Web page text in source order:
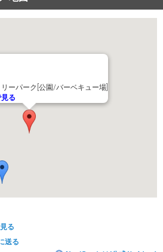
ーパーク[公園/バーベキュー場]
る
る
送る